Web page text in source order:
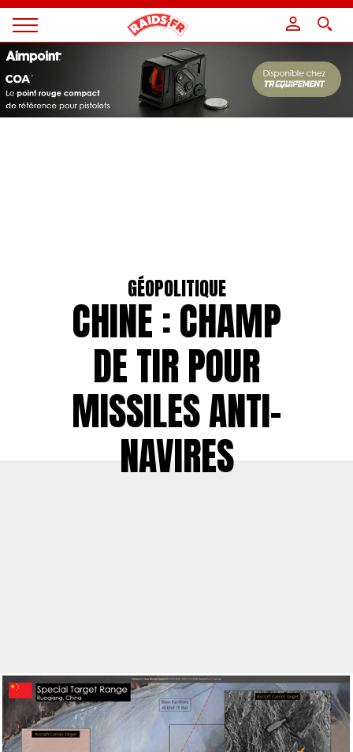
Magazine
Raids
GÉOPOLITIQUE
CHINE : CHAMP
DE TIR POUR
MISSILES ANTI-
NAVIRES
Panneau de gestion des cookies